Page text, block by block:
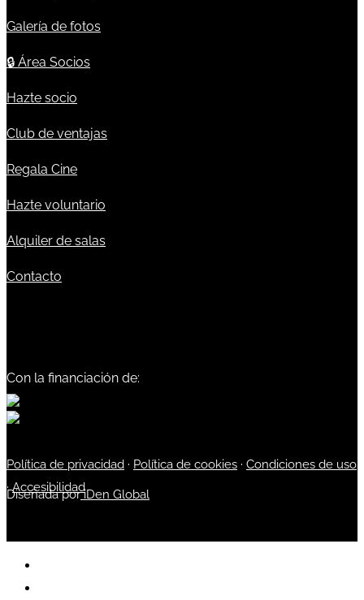
Galería de fotos
🔒 Área Socios
Hazte socio
Club de ventajas
Regala Cine
Hazte voluntario
Alquiler de salas
Contacto
Con la financiación de:
Política de privacidad · Política de cookies · Condiciones de uso
·Accesibilidad
Diseñada poriDen Global